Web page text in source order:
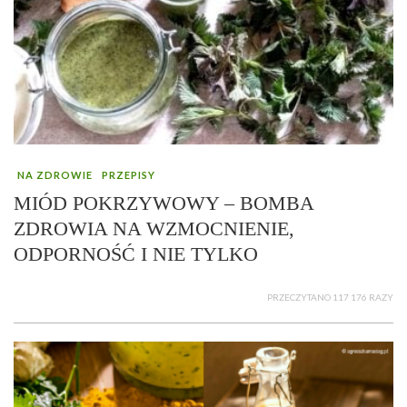
NA ZDROWIE PRZEPISY
MIÓD POKRZYWOWY – BOMBA
ZDROWIA NA WZMOCNIENIE,
ODPORNOŚĆ I NIE TYLKO
PRZECZYTANO 117 176 RAZY